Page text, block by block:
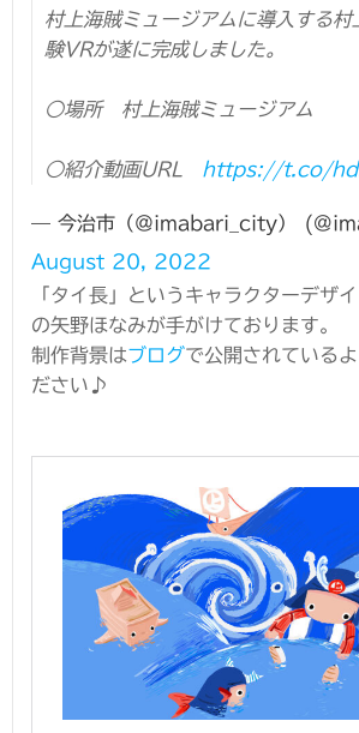
村上海賊ミュージアムに導入する村
験VRが遂に完成しました。
○場所 村上海賊ミュージアム
○紹介動画URL https://t.co/
— 今治市（＠imabari_city）
August 20, 2022
「タイ長」というキャラクターデザ
の矢野ほなみが手がけております。
制作背景はブログで公開されている
ださい♪